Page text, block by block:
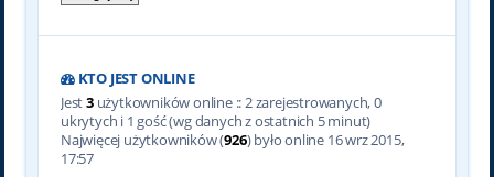
KTO JEST ONLINE
Jest3użytkowników online :: 2 zarejestrowanych, 0
ukrytych i 1 gość (wg danych z ostatnich 5 minut)
Najwięcej użytkowników (926) było online 16 wrz 2015,
17:57